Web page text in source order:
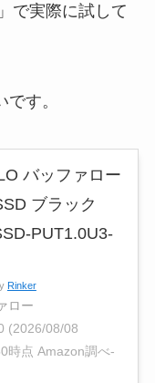
で実際に試して
す。
バッファロー
ブラック
PUT1.0U3-
Rinker
ロー
(2026/08/08
時点 Amazon調べ-